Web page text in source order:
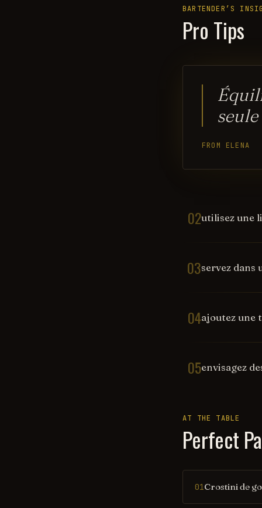
BARTENDER’S
Pro Tips
FROM ELENA
02utilisez une
03servez
04ajoutez une
05envisagez
AT THE TABLE
Perfect
01Crostini de